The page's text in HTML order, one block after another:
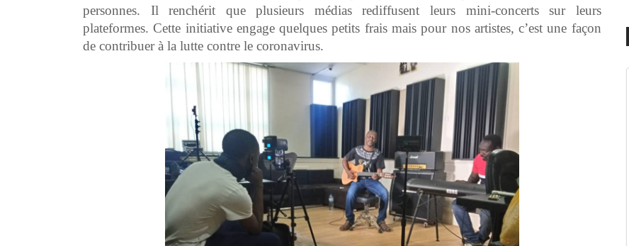
personnes. Il renchérit que plusieurs médias rediffusent leurs mini-concerts sur leurs
plateformes. Cette initiative engage quelques petits frais mais pour nos artistes, c’est une façon
de contribuer à la lutte contre le coronavirus.